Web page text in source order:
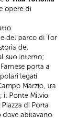
opere di
del parco di Tor
del
suo interno;
porta a
legati
Marzio, tra
il Ponte Milvio
di Porta
dove abitavano